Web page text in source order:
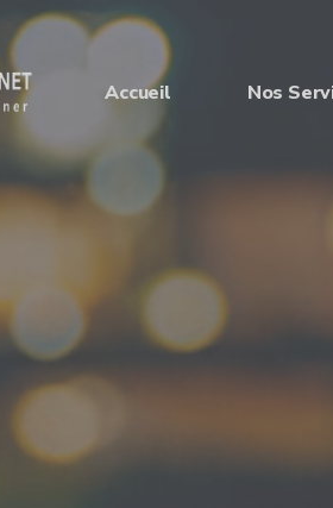
Accueil Nos